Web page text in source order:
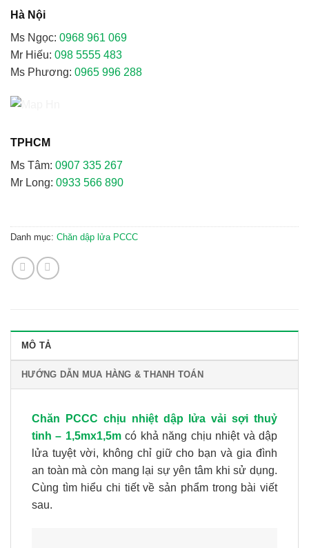
Hà Nội
Ms Ngọc: 0968 961 069
Mr Hiếu: 098 5555 483
Ms Phương: 0965 996 288
TPHCM
Ms Tâm: 0907 335 267
Mr Long: 0933 566 890
Danh mục: Chăn dập lửa PCCC
MÔ TẢ
HƯỚNG DẪN MUA HÀNG & THANH TOÁN
Chăn PCCC chịu nhiệt dập lửa vải sợi thuỷ
tinh – 1,5mx1,5mcó khả năng chịu nhiệt và dập
lửa tuyệt vời, không chỉ giữ cho bạn và gia đình
an toàn mà còn mang lại sự yên tâm khi sử dụng.
Cùng tìm hiểu chi tiết về sản phẩm trong bài viết
sau.